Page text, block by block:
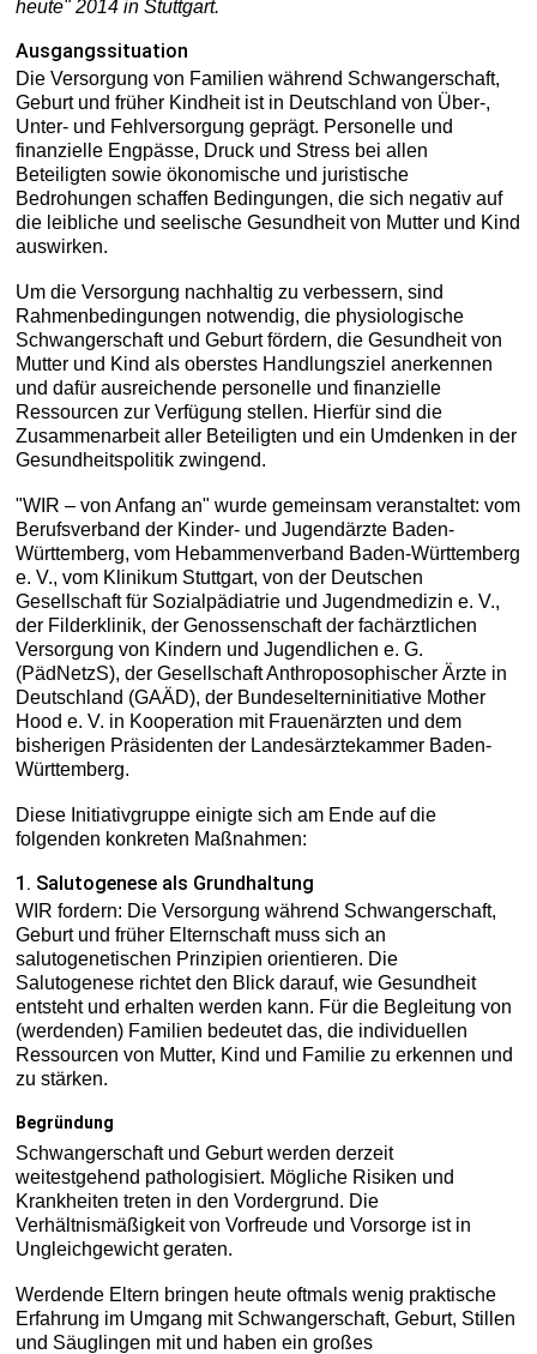
heute" 2014 in Stuttgart.
Ausgangssituation
Die Versorgung von Familien während Schwangerschaft,
Geburt und früher Kindheit ist in Deutschland von Über-,
Unter- und Fehlversorgung geprägt. Personelle und
finanzielle Engpässe, Druck und Stress bei allen
Beteiligten sowie ökonomische und juristische
Bedrohungen schaffen Bedingungen, die sich negativ auf
die leibliche und seelische Gesundheit von Mutter und Kind
auswirken.
Um die Versorgung nachhaltig zu verbessern, sind
Rahmenbedingungen notwendig, die physiologische
Schwangerschaft und Geburt fördern, die Gesundheit von
Mutter und Kind als oberstes Handlungsziel anerkennen
und dafür ausreichende personelle und finanzielle
Ressourcen zur Verfügung stellen. Hierfür sind die
Zusammenarbeit aller Beteiligten und ein Umdenken in der
Gesundheitspolitik zwingend.
"WIR – von Anfang an" wurde gemeinsam veranstaltet: vom
Berufsverband der Kinder- und Jugendärzte Baden-
Württemberg, vom Hebammenverband Baden-Württemberg
e. V., vom Klinikum Stuttgart, von der Deutschen
Gesellschaft für Sozialpädiatrie und Jugendmedizin e. V.,
der Filderklinik, der Genossenschaft der fachärztlichen
Versorgung von Kindern und Jugendlichen e. G.
(PädNetzS), der Gesellschaft Anthroposophischer Ärzte in
Deutschland (GAÄD), der Bundeselterninitiative Mother
Hood e. V. in Kooperation mit Frauenärzten und dem
bisherigen Präsidenten der Landesärztekammer Baden-
Württemberg.
Diese Initiativgruppe einigte sich am Ende auf die
folgenden konkreten Maßnahmen:
1. Salutogenese als Grundhaltung
WIR fordern: Die Versorgung während Schwangerschaft,
Geburt und früher Elternschaft muss sich an
salutogenetischen Prinzipien orientieren. Die
Salutogenese richtet den Blick darauf, wie Gesundheit
entsteht und erhalten werden kann. Für die Begleitung von
(werdenden) Familien bedeutet das, die individuellen
Ressourcen von Mutter, Kind und Familie zu erkennen und
zu stärken.
Begründung
Schwangerschaft und Geburt werden derzeit
weitestgehend pathologisiert. Mögliche Risiken und
Krankheiten treten in den Vordergrund. Die
Verhältnismäßigkeit von Vorfreude und Vorsorge ist in
Ungleichgewicht geraten.
Werdende Eltern bringen heute oftmals wenig praktische
Erfahrung im Umgang mit Schwangerschaft, Geburt, Stillen
und Säuglingen mit und haben ein großes